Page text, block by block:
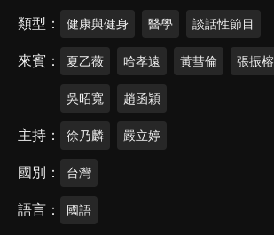
類型 健康與健身 醫學 談話性節目
來賓 夏乙薇 哈孝遠 黃彗倫 張振榕
吳昭寬 趙函穎
主持 徐乃麟 嚴立婷
國別 台灣
語言 國語